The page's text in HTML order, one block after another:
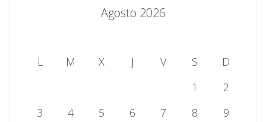
Agosto 2026
L M X J V S
D
1
2
3
4 5 6 7 8
9